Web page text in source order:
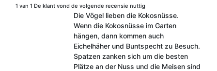
1 van 1 De klant vond de volgende recensie nuttig
Die Vögel lieben die Kokosnüsse.
Wenn die Kokosnüsse im Garten
hängen, dann kommen auch
Eichelhäher und Buntspecht zu Besuch.
Spatzen zanken sich um die besten
Plätze an der Nuss und die Meisen sind